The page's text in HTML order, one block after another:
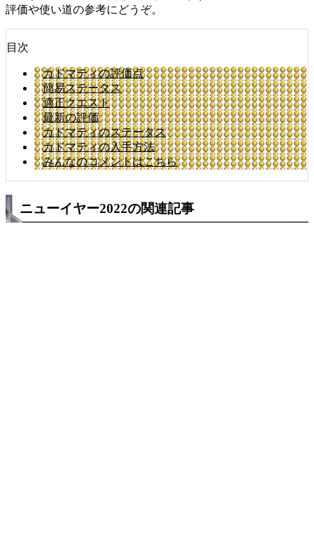
評価や使い道の参考にどうぞ。
目次
カドマティの評価点
簡易ステータス
適正クエスト
最新の評価
カドマティのステータス
カドマティの入手方法
みんなのコメントはこちら
ニューイヤー2022の関連記事